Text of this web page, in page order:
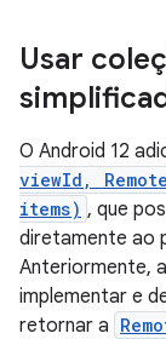
Usar
O Android 12
viewId,
items) , que
diretamente ao
Anteriormente,
implementar e
retornar a